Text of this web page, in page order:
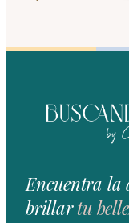
Encuentra la
brillartu